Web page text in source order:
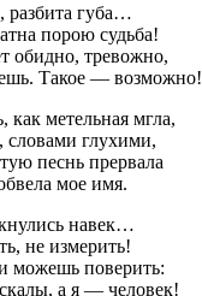
разбита губа…
порою судьба!
обидно, тревожно,
Такое — возможно!
как метельная мгла,
словами глухими,
песнь прервала
мое имя.
навек…
не измерить!
можешь поверить:
а я — человек!